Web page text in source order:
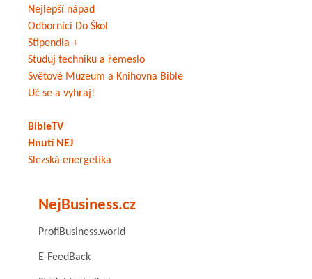
Nejlepší nápad
Odborníci Do Škol
Stipendia +
Studuj techniku a řemeslo
Světové Muzeum a Knihovna Bible
Uč se a vyhraj!
BibleTV
Hnutí NEJ
Slezská energetika
NejBusiness.cz
ProfiBusiness.world
E-FeedBack